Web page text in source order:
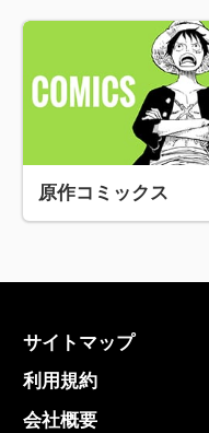
原作コミックス
サイトマップ
利用規約
会社概要